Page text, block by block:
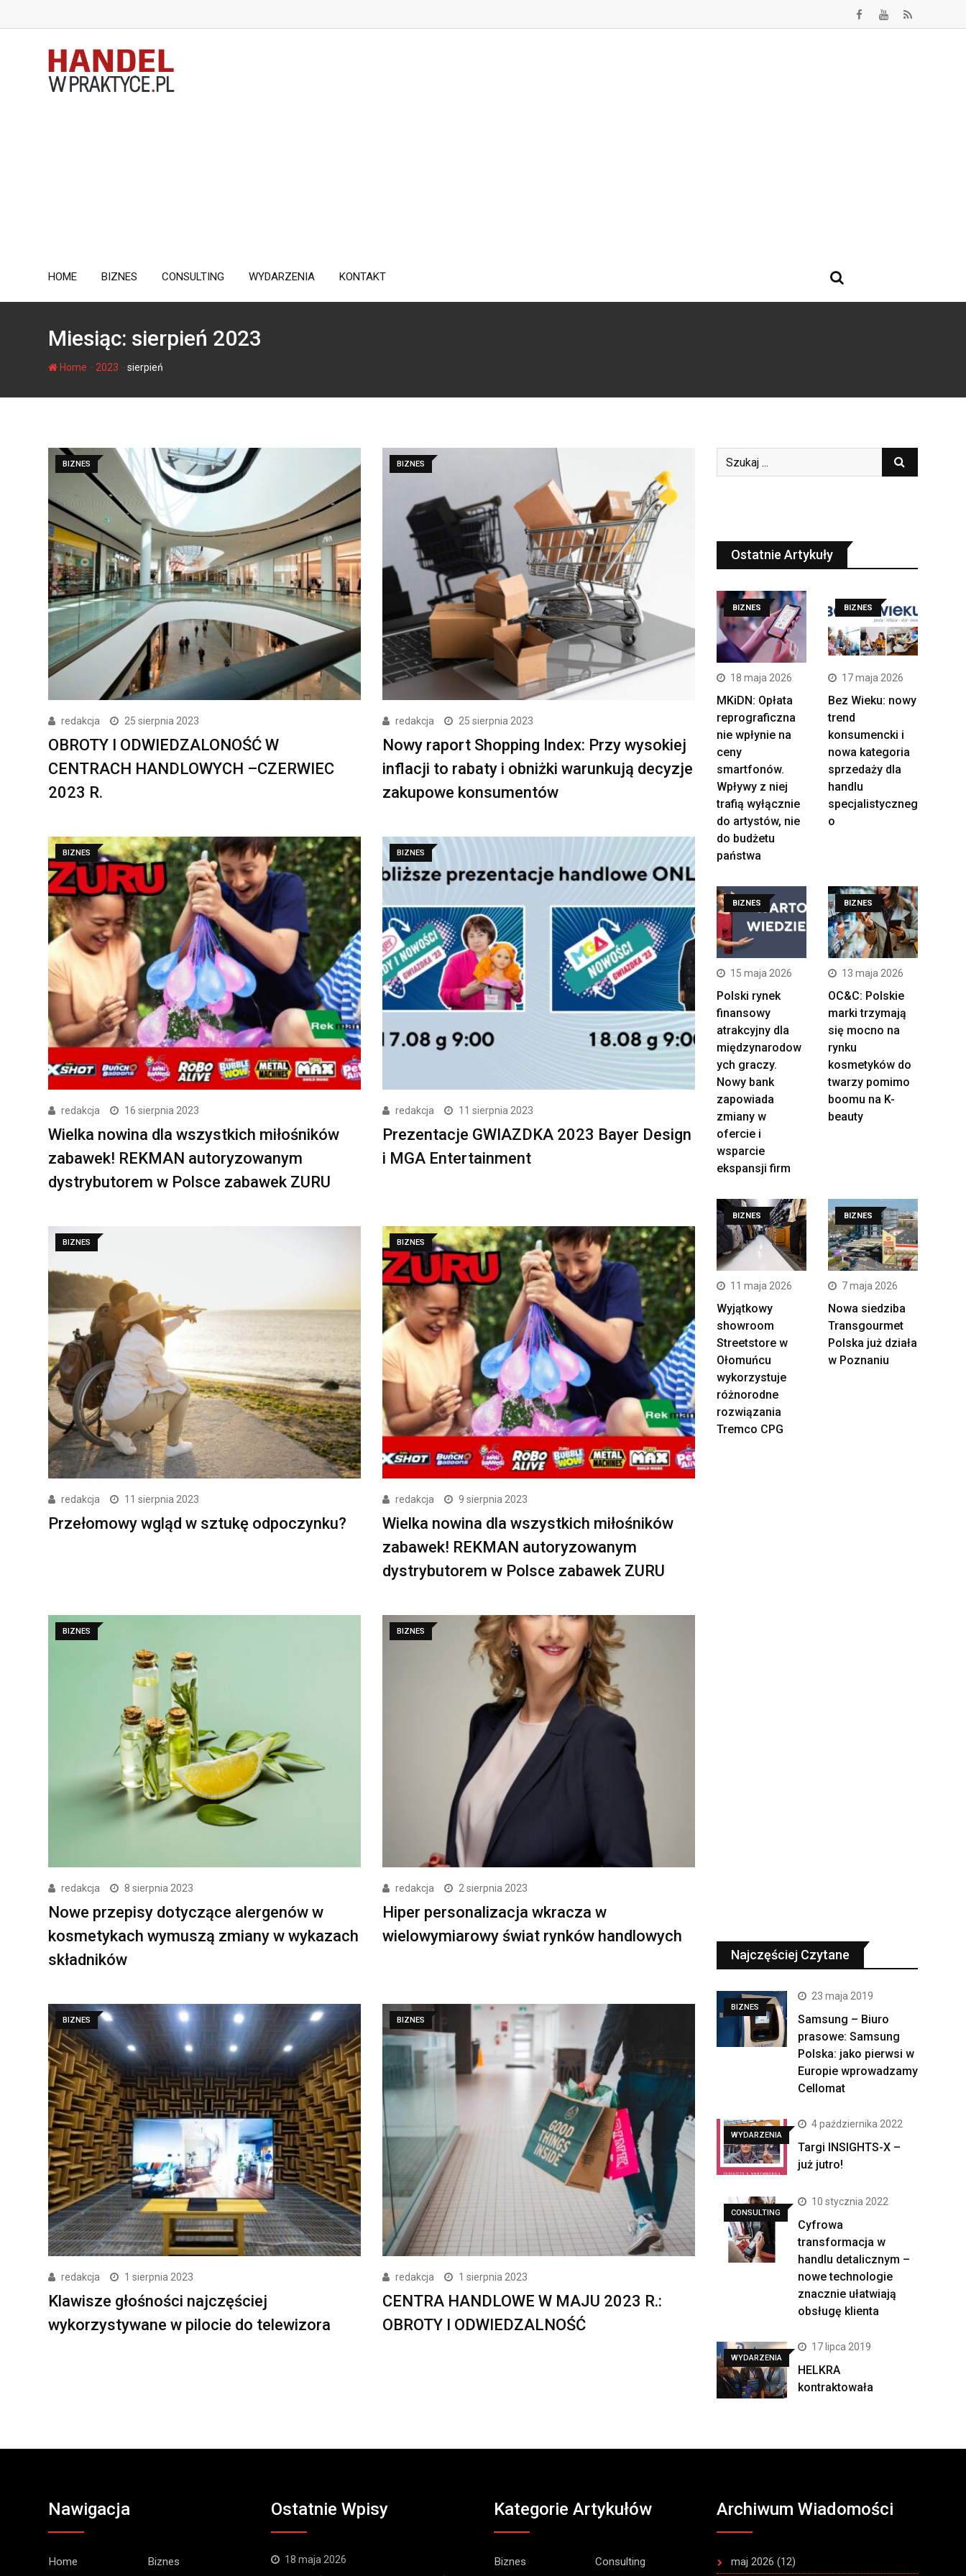
to
HOME BIZNES CONSULTING WYDARZENIA KONTAKT
Miesiąc: sierpień 2023
Home 2023 sierpień
BIZNES
redakcja 25 sierpnia 2023
OBROTY I ODWIEDZALONOŚĆ W
CENTRACH HANDLOWYCH –CZERWIEC
2023 R.
BIZNES
redakcja 25 sierpnia 2023
Nowy raport Shopping Index: Przy wysokiej
inflacji to rabaty i obniżki warunkują decyzje
zakupowe konsumentów
BIZNES
redakcja 16 sierpnia 2023
Wielka nowina dla wszystkich miłośników
zabawek! REKMAN autoryzowanym
dystrybutorem w Polsce zabawek ZURU
BIZNES
redakcja 11 sierpnia 2023
Prezentacje GWIAZDKA 2023 Bayer Design
i MGA Entertainment
BIZNES
redakcja 11 sierpnia 2023
Przełomowy wgląd w sztukę odpoczynku?
BIZNES
redakcja 9 sierpnia 2023
Wielka nowina dla wszystkich miłośników
zabawek! REKMAN autoryzowanym
dystrybutorem w Polsce zabawek ZURU
BIZNES
redakcja 8 sierpnia 2023
Nowe przepisy dotyczące alergenów w
kosmetykach wymuszą zmiany w wykazach
składników
BIZNES
redakcja 2 sierpnia 2023
Hiper personalizacja wkracza w
wielowymiarowy świat rynków handlowych
BIZNES
redakcja 1 sierpnia 2023
Klawisze głośności najczęściej
wykorzystywane w pilocie do telewizora
BIZNES
redakcja 1 sierpnia 2023
CENTRA HANDLOWE W MAJU 2023 R.:
OBROTY I ODWIEDZALNOŚĆ
Ostatnie Artykuły
BIZNES
18 maja 2026
MKiDN: Opłata
reprograficzna
nie wpłynie na
ceny
smartfonów.
Wpływy z niej
trafią wyłącznie
do artystów, nie
do budżetu
państwa
BIZNES
17 maja 2026
Bez Wieku: nowy
trend
konsumencki i
nowa kategoria
sprzedaży dla
handlu
specjalistyczneg
o
BIZNES
15 maja 2026
Polski rynek
finansowy
atrakcyjny dla
międzynarodow
ych graczy.
Nowy bank
zapowiada
zmiany w
ofercie i
wsparcie
ekspansji firm
BIZNES
13 maja 2026
OC&C: Polskie
marki trzymają
się mocno na
rynku
kosmetyków do
twarzy pomimo
boomu na K-
beauty
BIZNES
11 maja 2026
Wyjątkowy
showroom
Streetstore w
Ołomuńcu
wykorzystuje
różnorodne
rozwiązania
Tremco CPG
BIZNES
7 maja 2026
Nowa siedziba
Transgourmet
Polska już działa
w Poznaniu
Najczęściej Czytane
BIZNES
23 maja 2019
Samsung – Biuro
prasowe: Samsung
Polska: jako pierwsi w
Europie wprowadzamy
Cellomat
WYDARZENIA
4 października 2022
Targi INSIGHTS-X –
już jutro!
CONSULTING
10 stycznia 2022
Cyfrowa
transformacja w
handlu detalicznym –
nowe technologie
znacznie ułatwiają
obsługę klienta
WYDARZENIA
17 lipca 2019
HELKRA
kontraktowała
Nawigacja
Home Biznes
Ostatnie Wpisy
18 maja 2026
Kategorie Artykułów
Biznes Consulting
Archiwum Wiadomości
maj 2026 (12)